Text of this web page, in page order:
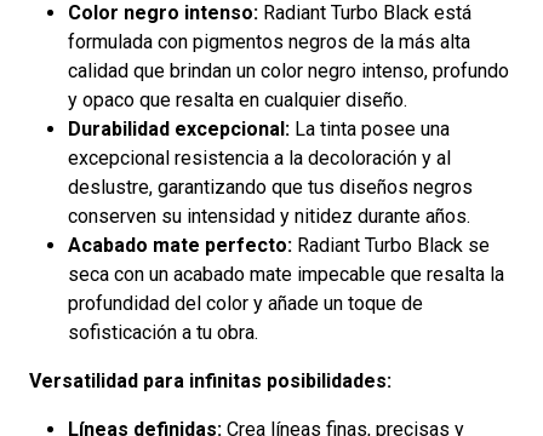
Color negro intenso: Radiant Turbo Black está
formulada con pigmentos negros de la más alta
calidad que brindan un color negro intenso, profundo
y opaco que resalta en cualquier diseño.
Durabilidad excepcional: La tinta posee una
excepcional resistencia a la decoloración y al
deslustre, garantizando que tus diseños negros
conserven su intensidad y nitidez durante años.
Acabado mate perfecto: Radiant Turbo Black se
seca con un acabado mate impecable que resalta la
profundidad del color y añade un toque de
sofisticación a tu obra.
Versatilidad para infinitas posibilidades:
Líneas definidas: Crea líneas finas, precisas y